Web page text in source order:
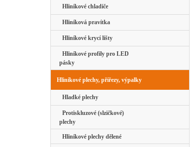
Hliníkové chladiče
Hliníková pravítka
Hliníkové krycí lišty
Hliníkové profily pro LED
pásky
Hliníkové plechy, přířezy, výpalky
Hladké plechy
Protiskluzové (slzičkové)
plechy
Hliníkové plechy dělené